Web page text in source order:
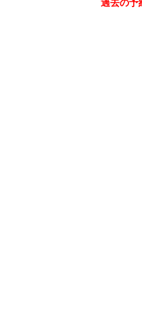
過去の予